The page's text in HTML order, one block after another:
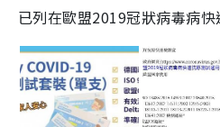
已列在歐盟2019冠狀病毒病